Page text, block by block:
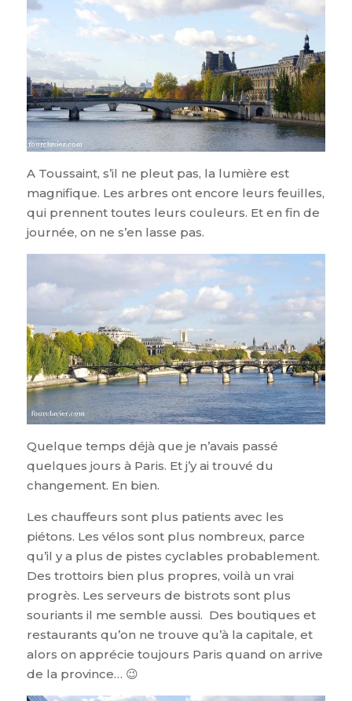
A Toussaint, s’il ne pleut pas, la lumière est
magnifique. Les arbres ont encore leurs feuilles,
qui prennent toutes leurs couleurs. Et en fin de
journée, on ne s’en lasse pas.
Quelque temps déjà que je n’avais passé
quelques jours à Paris. Et j’y ai trouvé du
changement. En bien.
Les chauffeurs sont plus patients avec les
piétons. Les vélos sont plus nombreux, parce
qu’il y a plus de pistes cyclables probablement.
Des trottoirs bien plus propres, voilà un vrai
progrès. Les serveurs de bistrots sont plus
souriants il me semble aussi. Des boutiques et
restaurants qu’on ne trouve qu’à la capitale, et
alors on apprécie toujours Paris quand on arrive
de la province… 😉